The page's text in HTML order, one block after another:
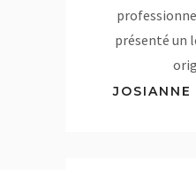
présenté un
JOSIANNE